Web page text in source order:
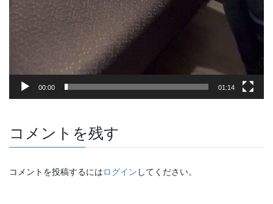
00:00 01:14
コメントを残す
コメントを投稿するにはログイン してください。